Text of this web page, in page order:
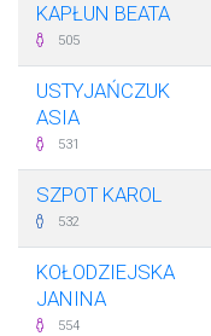
KAPŁUN BEATA
505
USTYJAŃCZUK
ASIA
531
SZPOT KAROL
532
KOŁODZIEJSKA
JANINA
554